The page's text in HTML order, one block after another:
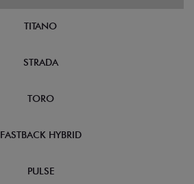
TITANO
STRADA
TORO
FASTBACK HYBRID
PULSE